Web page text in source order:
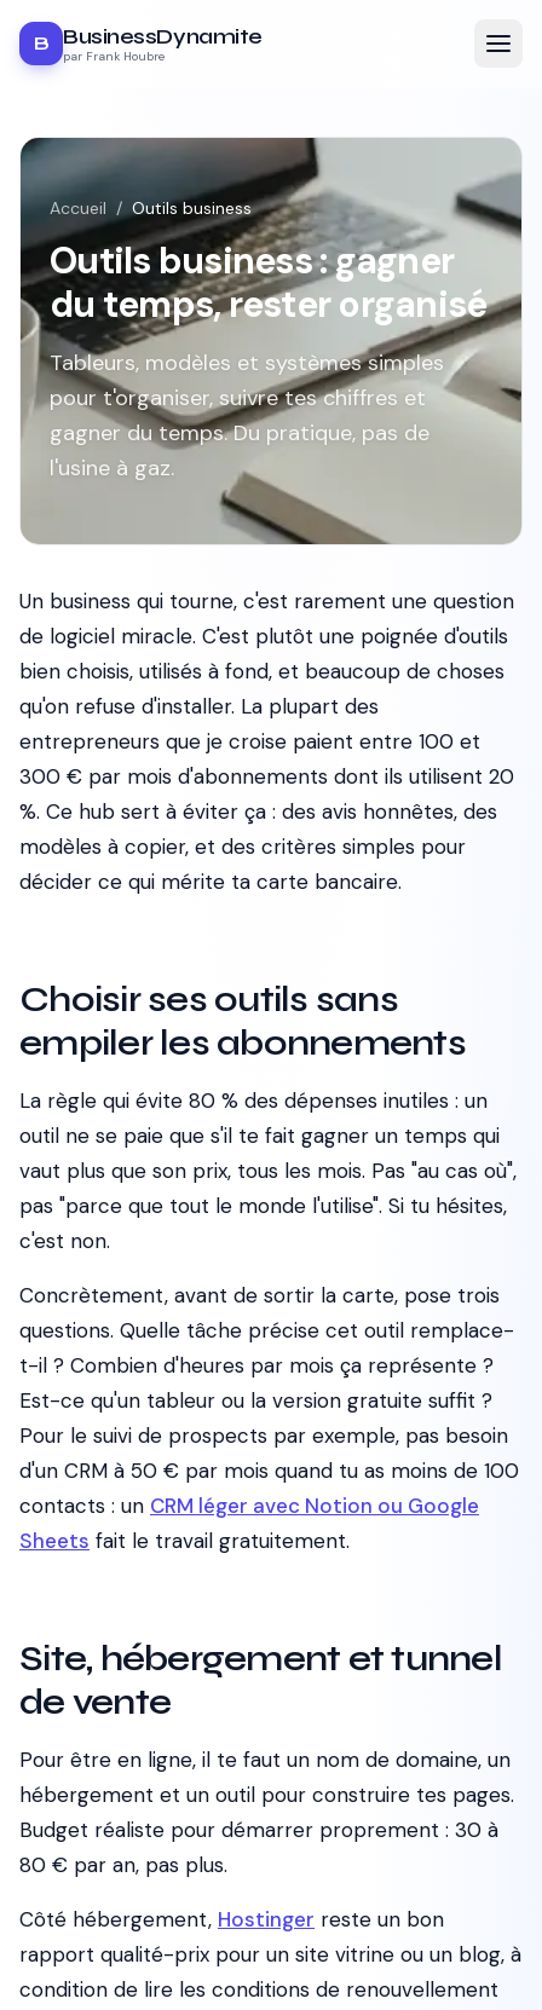
B BusinessDynamite
par Frank Houbre
Accueil / Outils business
Outils business : gagner
du temps, rester organisé
Tableurs, modèles et systèmes simples
pour t'organiser, suivre tes chiffres et
gagner du temps. Du pratique, pas de
l'usine à gaz.
Un business qui tourne, c'est rarement une question
de logiciel miracle. C'est plutôt une poignée d'outils
bien choisis, utilisés à fond, et beaucoup de choses
qu'on refuse d'installer. La plupart des
entrepreneurs que je croise paient entre 100 et
300 € par mois d'abonnements dont ils utilisent 20
%. Ce hub sert à éviter ça : des avis honnêtes, des
modèles à copier, et des critères simples pour
décider ce qui mérite ta carte bancaire.
Choisir ses outils sans
empiler les abonnements
La règle qui évite 80 % des dépenses inutiles : un
outil ne se paie que s'il te fait gagner un temps qui
vaut plus que son prix, tous les mois. Pas "au cas où",
pas "parce que tout le monde l'utilise". Si tu hésites,
c'est non.
Concrètement, avant de sortir la carte, pose trois
questions. Quelle tâche précise cet outil remplace-
t-il ? Combien d'heures par mois ça représente ?
Est-ce qu'un tableur ou la version gratuite suffit ?
Pour le suivi de prospects par exemple, pas besoin
d'un CRM à 50 € par mois quand tu as moins de 100
contacts : un CRM léger avec Notion ou Google
Sheets fait le travail gratuitement.
Site, hébergement et tunnel
de vente
Pour être en ligne, il te faut un nom de domaine, un
hébergement et un outil pour construire tes pages.
Budget réaliste pour démarrer proprement : 30 à
80 € par an, pas plus.
Côté hébergement, Hostinger reste un bon
rapport qualité-prix pour un site vitrine ou un blog, à
condition de lire les conditions de renouvellement